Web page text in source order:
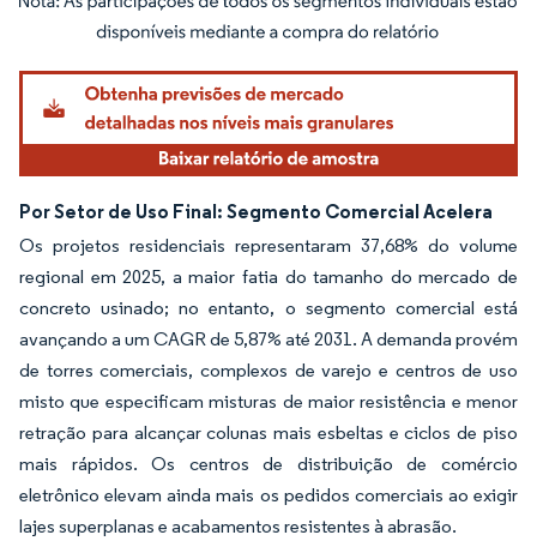
Imagem © Mordor Intelligence. O reuso requer atribuição conforme CC BY 4.0.
Por Setor de Uso Final: Segmento Comercial Acelera
Os projetos residenciais representaram 37,68% do volume
regional em 2025, a maior fatia do tamanho do mercado de
concreto usinado; no entanto, o segmento comercial está
avançando a um CAGR de 5,87% até 2031. A demanda provém
de torres comerciais, complexos de varejo e centros de uso
misto que especificam misturas de maior resistência e menor
retração para alcançar colunas mais esbeltas e ciclos de piso
mais rápidos. Os centros de distribuição de comércio
eletrônico elevam ainda mais os pedidos comerciais ao exigir
lajes superplanas e acabamentos resistentes à abrasão.